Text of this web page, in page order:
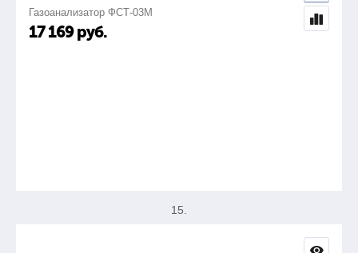
15.
Газоанализатор ФСТ-03М
17 169 руб.